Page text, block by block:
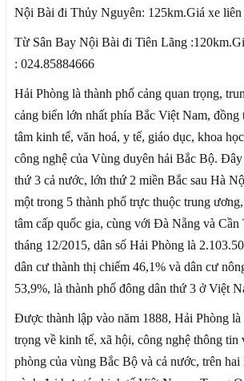
Nội Bài đi Thủy Nguyên: 125km.Giá xe liên
Từ Sân Bay Nội Bài đi Tiên Lãng
: 024.85884666
Hải Phòng là thành phố cảng quan trọng,
cảng biển lớn nhất phía Bắc Việt Nam, đồng
tâm kinh tế, văn hoá, y tế, giáo dục, khoa
công nghệ của Vùng duyên hải Bắc Bộ.
thứ 3 cả nước, lớn thứ 2 miền Bắc sau Hà
một trong 5 thành phố trực thuộc trung
tâm cấp quốc gia, cùng với Đà Nẵng và Cần
tháng 12/2015, dân số Hải Phòng là
dân cư thành thị chiếm 46,1% và dân cư
53,9%, là thành phố đông dân thứ 3 ở Việt
Được thành lập vào năm 1888, Hải Phòng
trọng về kinh tế, xã hội, công nghệ thông tin
phòng của vùng Bắc Bộ và cả nước, trên hai